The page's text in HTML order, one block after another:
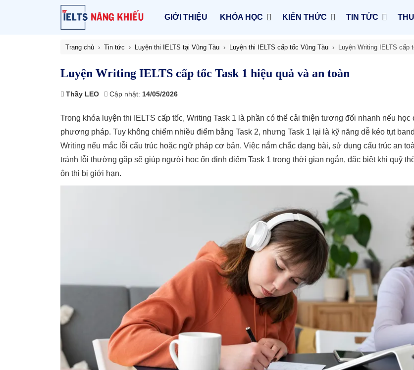
GIỚI THIỆU KHÓA HỌC KIẾN THỨC TIN TỨC
Trang chủ Tin tức Luyện thi IELTS tại Vũng Tàu Luyện thi IELTS cấp tốc Vũng Tàu Luyện Writing IELTS cấp
Luyện Writing IELTS cấp tốc Task 1 hiệu quả và an toàn
Thầy LEO Cập nhật: 14/05/2026
Trong khóa luyện thi IELTS cấp tốc, Writing Task 1 là phần có thể cải thiện tương đối nhanh nếu học
phương pháp. Tuy không chiếm nhiều điểm bằng Task 2, nhưng Task 1 lại là kỹ năng dễ kéo tụt band
Writing nếu mắc lỗi cấu trúc hoặc ngữ pháp cơ bản. Việc nắm chắc dạng bài, sử dụng cấu trúc an
tránh lỗi thường gặp sẽ giúp người học ổn định điểm Task 1 trong thời gian ngắn, đặc biệt khi quỹ
ôn thi bị giới hạn.